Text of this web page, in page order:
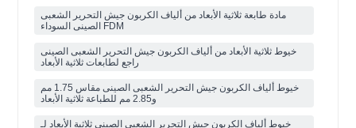
مادة طابعة ثلاثية الأبعاد من ألياف الكربون جيش التحرير الشعبى
الصينى السوداء FDM
خيوط ثلاثية الأبعاد من ألياف الكربون جيش التحرير الشعبى الصينى
راجع لطابعات ثلاثية الأبعاد
خيوط ألياف الكربون جيش التحرير الشعبى الصينى مقاس 1.75 مم
و2.85 مم للطباعة ثلاثية الأبعاد
خيوط ألياف الكربون جيش التحرير الشعبى الصينى ثلاثية الأبعاد لـ